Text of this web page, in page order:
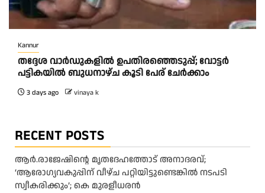
Kannur
തദ്ദേശ വാർഡുകളിൽ ഉപതിരഞ്ഞെടുപ്പ്; വോട്ടർ
പട്ടികയിൽ ബുധനാഴ്ച കൂടി പേര് ചേർക്കാം
3 days ago vinaya k
RECENT POSTS
ആര്‍.രാജേഷിന്റെ മൃതദേഹത്തോട് അനാദരവ്;
‘ആരോഗ്യവകുപ്പിന് വീഴ്ച പറ്റിയിട്ടുണ്ടെങ്കില്‍ നടപടി
സ്വീകരിക്കും’; കെ മുരളീധരന്‍